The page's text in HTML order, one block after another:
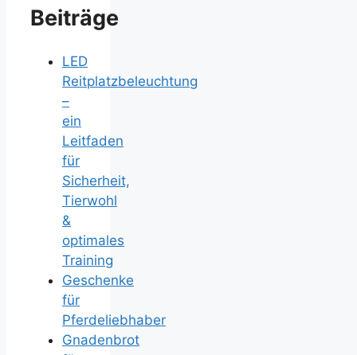
Beiträge
LED
Reitplatzbeleuchtung
–
ein
Leitfaden
für
Sicherheit,
Tierwohl
&
optimales
Training
Geschenke
für
Pferdeliebhaber
Gnadenbrot